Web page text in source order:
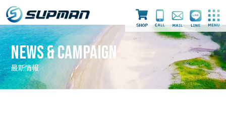
News & Campaign
最新情報